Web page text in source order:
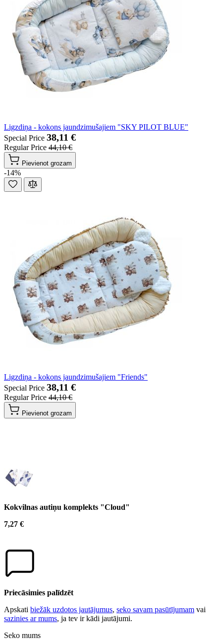
Ligzdiņa - kokons jaundzimušajiem "SKY PILOT BLUE"
Special Price 38,11 €
Regular Price 44,10 €
Pievienot grozam
-14%
Ligzdiņa - kokons jaundzimušajiem "Friends"
Special Price 38,11 €
Regular Price 44,10 €
Pievienot grozam
Kokvilnas autiņu komplekts "Cloud"
7,27 €
Priecāsimies palīdzēt
Apskati biežāk uzdotos jautājumus, seko savam pasūtījumam vai
sazinies ar mums, ja tev ir kādi jautājumi.
Seko mums